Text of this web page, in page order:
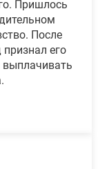
Пришлось
После
признал его
выплачивать